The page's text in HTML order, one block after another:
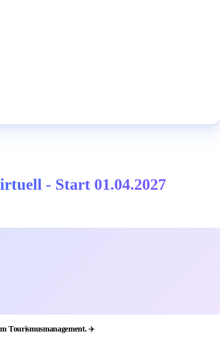
- Start 01.04.2027
Tourismusmanagement. ✈️